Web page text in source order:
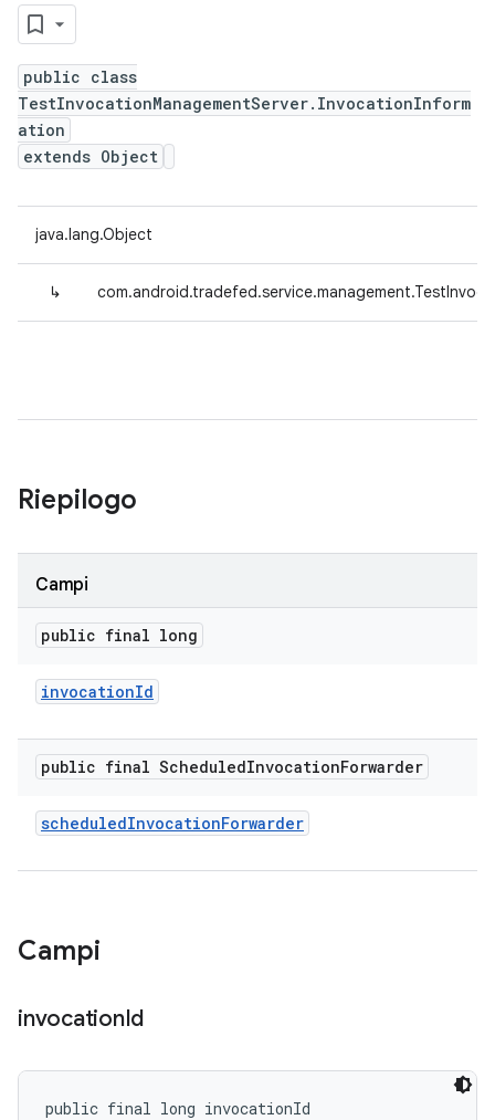
public class
TestInvocationManagementServer.InvocationInform
ation
extends Object
java.lang.Object
↳
Riepilogo
Campi
public final long
invocationId
public final ScheduledInvocationForwarder
scheduledInvocationForwarder
Campi
invocationId
public final long invocationId